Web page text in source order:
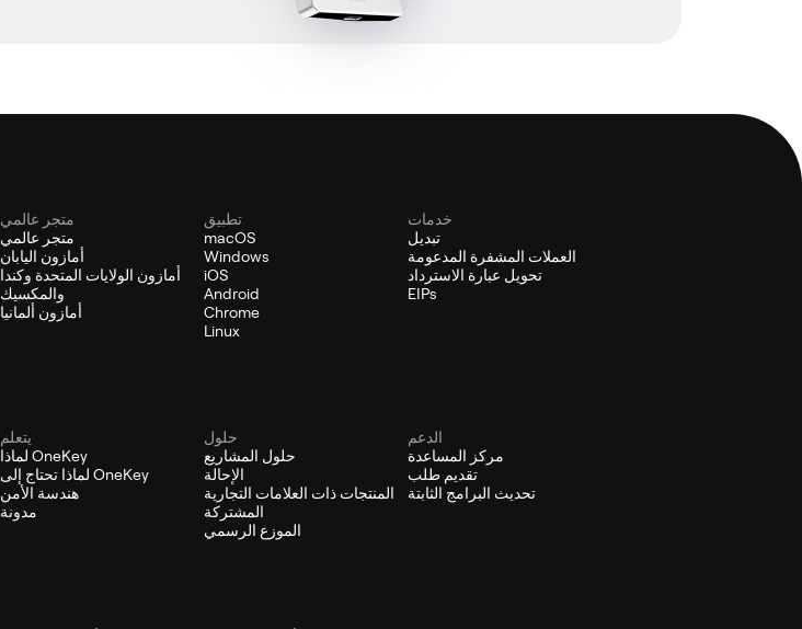
متجر عالمي
متجر عالمي
أمازون اليابان
أمازون الولايات المتحدة وكندا
والمكسيك
أمازون ألمانيا
تطبيق
macOS
Windows
iOS
Android
Chrome
Linux
خدمات
تبديل
العملات المشفرة المدعومة
تحويل عبارة الاسترداد
EIPs
يتعلم
لماذا OneKey
لماذا تحتاج إلى OneKey
هندسة الأمن
مدونة
حلول
حلول المشاريع
الإحالة
المنتجات ذات العلامات التجارية
المشتركة
الموزع الرسمي
الدعم
مركز المساعدة
تقديم طلب
تحديث البرامج الثابتة